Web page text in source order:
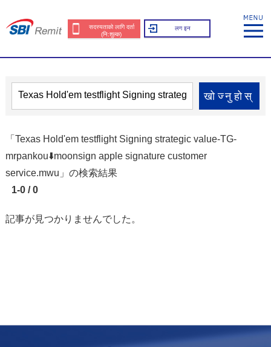
सदस्यताको लागि दर्ता
(नि:शुल्क)
लग इन
खोज्नुहोस्
「Texas Hold'em testflight Signing strategic value-TG-
mrpankou⬇️moonsign apple signature customer
service.mwu」の検索結果
1-0 / 0
記事が見つかりませんでした。